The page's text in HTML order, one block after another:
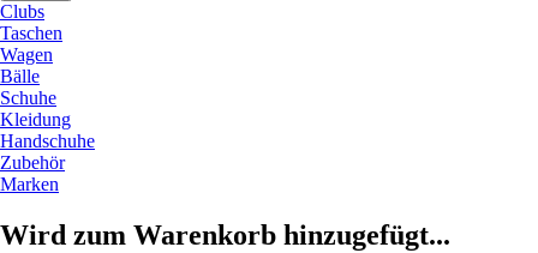
Clubs
Taschen
Wagen
Bälle
Schuhe
Kleidung
Handschuhe
Zubehör
Marken
Wird zum Warenkorb hinzugefügt...